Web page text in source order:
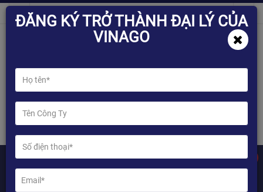
ĐĂNG KÝ TRỞ THÀNH ĐẠI LÝ CỦA
VINAGO